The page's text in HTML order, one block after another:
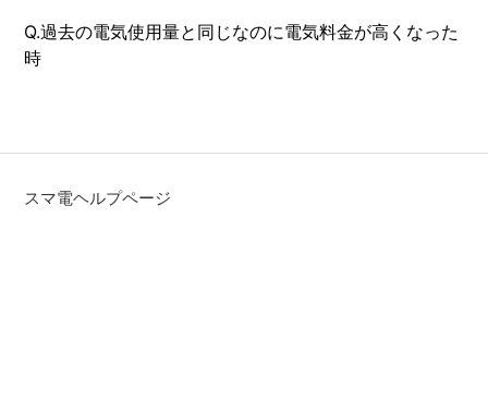
Q.過去の電気使用量と同じなのに電気料金が高くなった
時
スマ電ヘルプページ